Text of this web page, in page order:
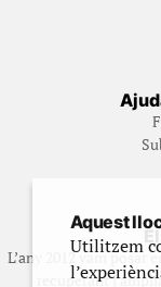
L’any 2012 vam posar
recuperant i
Aquest
Utilitzem